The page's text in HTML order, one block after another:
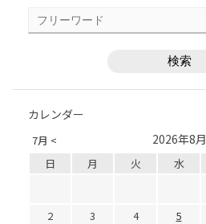
カレンダー
7月 < 2026年8月
日 月 火 水
2
3 4 5